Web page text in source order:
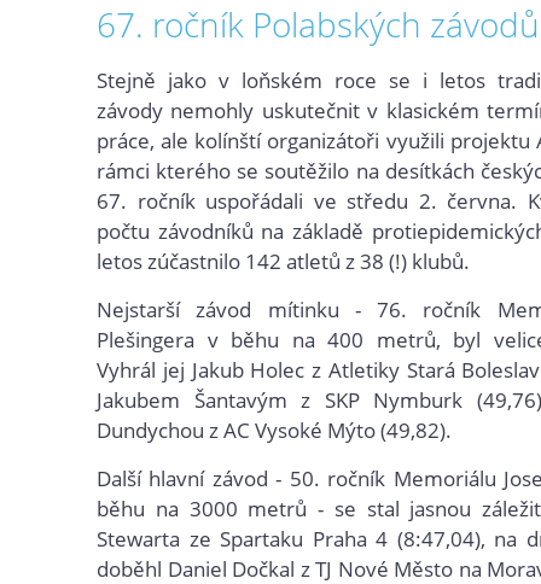
67. ročník Polabských závodů
Stejně jako v loňském roce se i letos
závody nemohly uskutečnit v klasickém
práce, ale kolínští organizátoři využili projektu
rámci kterého se soutěžilo na desítkách
67. ročník uspořádali ve středu 2. června.
počtu závodníků na základě
letos zúčastnilo 142 atletů z 38 (!) klubů.
Nejstarší závod mítinku - 76. ročník
Plešingera v běhu na 400 metrů, byl
Vyhrál jej Jakub Holec z Atletiky Stará
Jakubem Šantavým z SKP Nymburk
Dundychou z AC Vysoké Mýto (49,82).
Další hlavní závod - 50. ročník Memoriálu
běhu na 3000 metrů - se stal jasnou
Stewarta ze Spartaku Praha 4 (8:47,04), na
doběhl Daniel Dočkal z TJ Nové Město na